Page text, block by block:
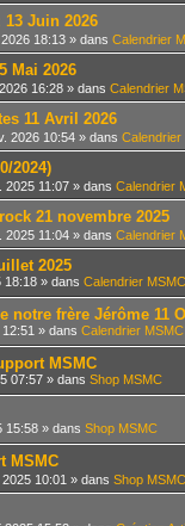
Juin 2026
18:13 » dans Calendrier
Mai 2026
16:28 » dans Calendrier
11 Avril 2026
2026 10:54 » dans Calendrier
2024)
2025 11:07 » dans Calendrier
21 novembre 2025
2025 11:04 » dans Calendrier
2025
18:18 » dans Calendrier MSMC
notre frère Jérôme 11
» dans Calendrier MSMC
MSMC
07:57 » dans Shop MSMC
15:58 » dans Shop MSMC
MSMC
10:01 » dans Shop MSMC